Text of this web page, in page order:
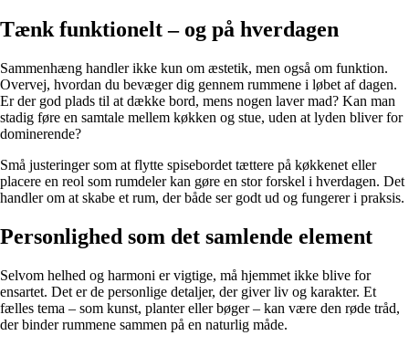
Tænk funktionelt – og på hverdagen
Sammenhæng handler ikke kun om æstetik, men også om funktion.
Overvej, hvordan du bevæger dig gennem rummene i løbet af dagen.
Er der god plads til at dække bord, mens nogen laver mad? Kan man
stadig føre en samtale mellem køkken og stue, uden at lyden bliver for
dominerende?
Små justeringer som at flytte spisebordet tættere på køkkenet eller
placere en reol som rumdeler kan gøre en stor forskel i hverdagen. Det
handler om at skabe et rum, der både ser godt ud og fungerer i praksis.
Personlighed som det samlende element
Selvom helhed og harmoni er vigtige, må hjemmet ikke blive for
ensartet. Det er de personlige detaljer, der giver liv og karakter. Et
fælles tema – som kunst, planter eller bøger – kan være den røde tråd,
der binder rummene sammen på en naturlig måde.